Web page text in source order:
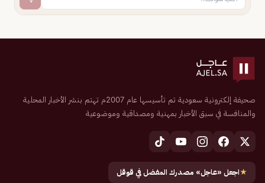
صحيفة إلكترونية سعودية تم تأسيسها عام 2007م تهتم بنشر الأخبار المحلية
والمنافسة في سبق الأخبار بمهنية ومصداقية وموضوعية
★اجعل «عاجل» مصدرك المفضل في قوقل